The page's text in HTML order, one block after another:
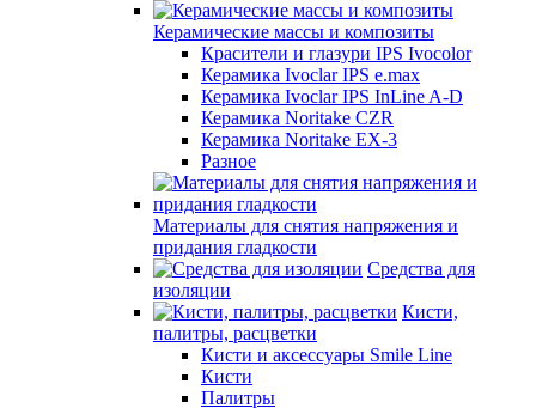
Керамические массы и композиты
Красители и глазури IPS Ivocolor
Керамика Ivoclar IPS e.max
Керамика Ivoclar IPS InLine A-D
Керамика Noritake CZR
Керамика Noritake EX-3
Разное
Материалы для снятия напряжения и
придания гладкости
Средства для
изоляции
Кисти,
палитры, расцветки
Кисти и аксессуары Smile Line
Кисти
Палитры